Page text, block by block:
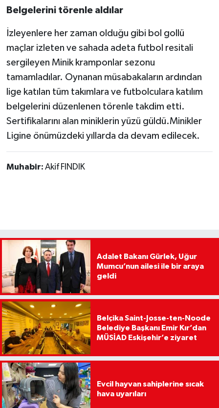
Belgelerini törenle aldılar
İzleyenlere her zaman olduğu gibi bol gollü
maçlar izleten ve sahada adeta futbol resitali
sergileyen Minik kramponlar sezonu
tamamladılar. Oynanan müsabakaların ardından
lige katılan tüm takımlara ve futbolculara katılım
belgelerini düzenlenen törenle takdim etti.
Sertifikalarını alan miniklerin yüzü güldü.Minikler
Ligine önümüzdeki yıllarda da devam edilecek.
Muhabir: Akif FINDIK
Adalet Bakanı Gürlek, Uğur
Mumcu’nun ailesi ile bir araya
geldi
Belçika Saint-Josse-ten-Noode
Belediye Başkanı Emir Kır’dan
MÜSİAD Eskişehir’e ziyaret
Evcil hayvan sahiplerine sıcak
hava uyarıları